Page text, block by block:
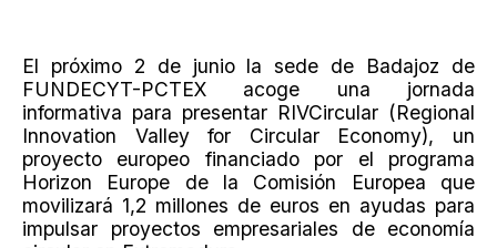
El próximo 2 de junio la sede de Badajoz de
FUNDECYT-PCTEX acoge una jornada
informativa para presentar RIVCircular (Regional
Innovation Valley for Circular Economy), un
proyecto europeo financiado por el programa
Horizon Europe de la Comisión Europea que
movilizará 1,2 millones de euros en ayudas para
impulsar proyectos empresariales de economía